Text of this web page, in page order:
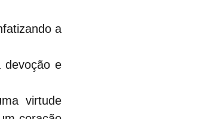
a
devoção e
virtude